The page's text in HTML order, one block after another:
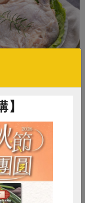
漬雞腿排(御
包